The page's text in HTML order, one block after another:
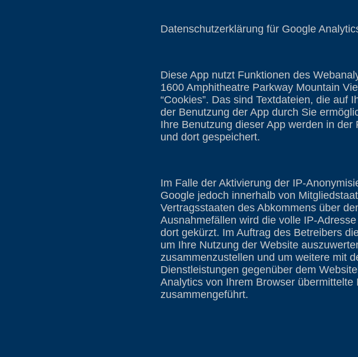
Datenschutzerklärung für Google
Diese App nutzt Funktionen des
1600 Amphitheatre Parkway Mountain
“Cookies”. Das sind Textdateien, die auf
der Benutzung der App durch Sie
Ihre Benutzung dieser App werden in
und dort gespeichert.
Im Falle der Aktivierung der IP-
Google jedoch innerhalb von
Vertragsstaaten des Abkommens über
Ausnahmefällen wird die volle IP-
dort gekürzt. Im Auftrag des Betreibers
um Ihre Nutzung der Website
zusammenzustellen und um weitere mit
Dienstleistungen gegenüber dem
Analytics von Ihrem Browser
zusammengeführt.